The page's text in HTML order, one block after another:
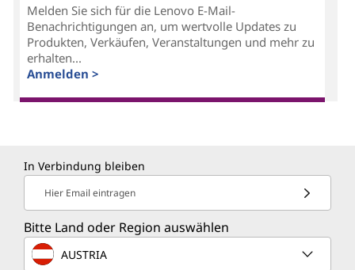
Melden Sie sich für die Lenovo E-Mail-
Benachrichtigungen an, um wertvolle Updates zu
Produkten, Verkäufen, Veranstaltungen und mehr zu
erhalten...
Anmelden >
In Verbindung bleiben
Hier Email eintragen
Bitte Land oder Region auswählen
AUSTRIA